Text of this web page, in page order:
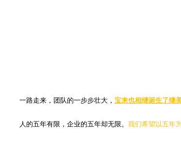
一路走来，团队的一步步壮大， 宝来也相继诞生了继
人的五年有限，企业的五年却无限。 我们希望以五年